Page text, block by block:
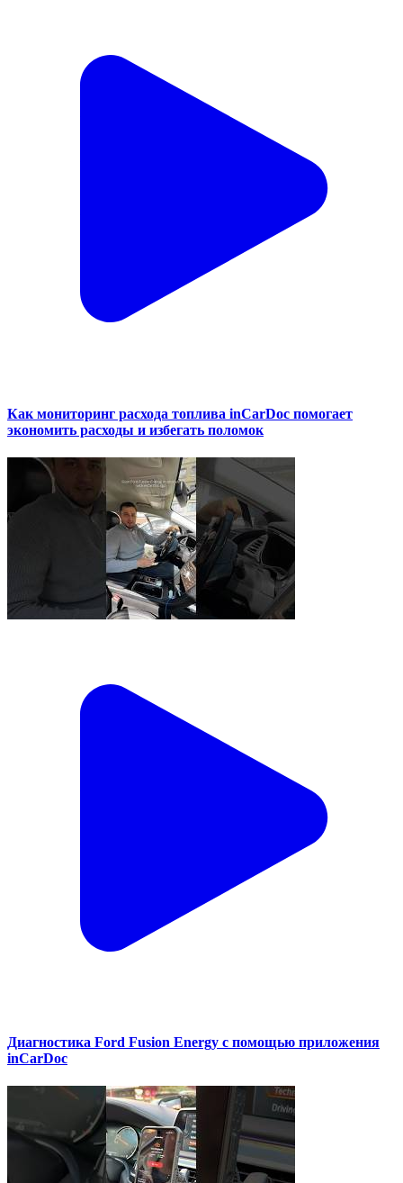
Как мониторинг расхода топлива inCarDoc помогает
экономить расходы и избегать поломок
Диагностика Ford Fusion Energy с помощью приложения
inCarDoc